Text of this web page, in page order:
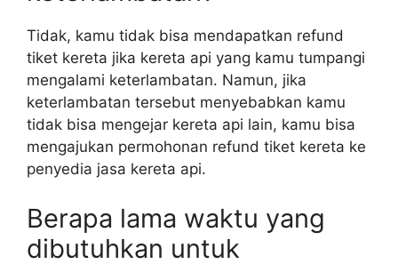
Tidak, kamu tidak bisa mendapatkan refund
tiket kereta jika kereta api yang kamu tumpangi
mengalami keterlambatan. Namun, jika
keterlambatan tersebut menyebabkan kamu
tidak bisa mengejar kereta api lain, kamu bisa
mengajukan permohonan refund tiket kereta ke
penyedia jasa kereta api.
Berapa lama waktu yang
dibutuhkan untuk